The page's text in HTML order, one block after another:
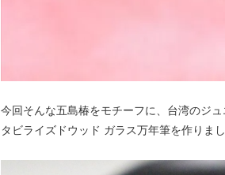
今回そんな五島椿をモチーフに、台湾のジ
タビライズドウッド ガラス万年筆を作りまし